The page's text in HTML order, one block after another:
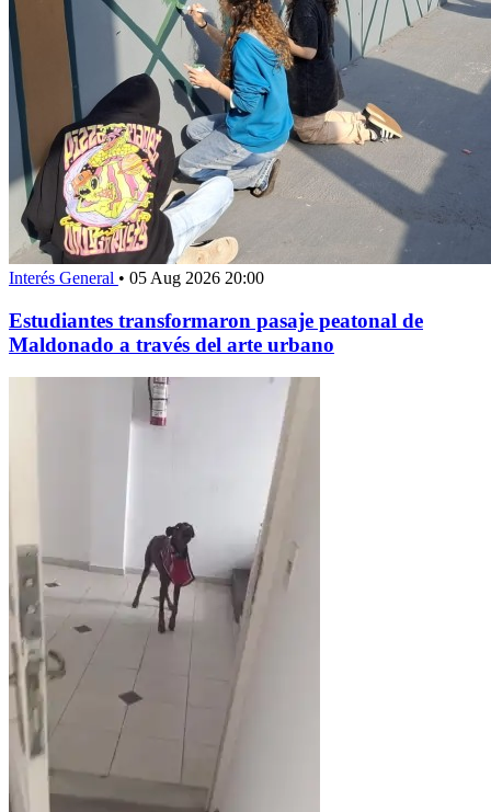
Interés General • 05 Aug 2026 20:00
Estudiantes transformaron pasaje peatonal de
Maldonado a través del arte urbano